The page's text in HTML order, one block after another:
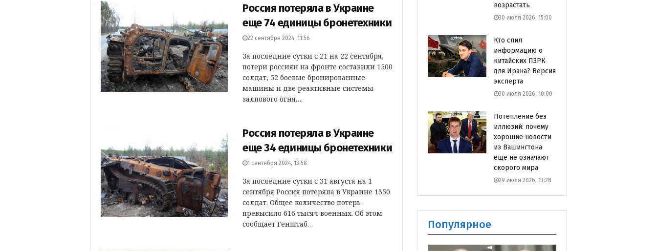
Россия потеряла в Украине
еще 74 единицы бронетехники
22 сентября 2024, 11:56
За последние сутки с 21 на 22 сентября,
потери россиян на фронте составили 1500
солдат, 52 боевые бронированные
машины и две реактивные системы
залпового огня….
Россия потеряла в Украине
еще 34 единицы бронетехники
1 сентября 2024, 13:58
За последние сутки с 31 августа на 1
сентября Россия потеряла в Украине 1350
солдат. Общее количество потерь
превысило 616 тысяч военных. Об этом
сообщает Генштаб…
возрастать
30 июля 2026, 15:00
Кто слил
информацию о
китайских ПЗРК
для Ирана? Версия
эксперта
30 июля 2026, 10:00
Потепление без
иллюзий: почему
хорошие новости
из Вашингтона
еще не означают
скорого мира
29 июля 2026, 13:28
Популярное